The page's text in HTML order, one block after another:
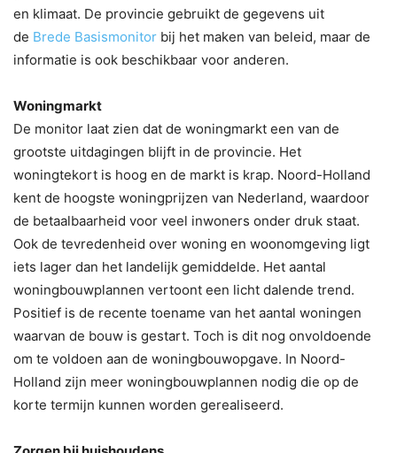
en klimaat. De provincie gebruikt de gegevens uit
de Brede Basismonitor bij het maken van beleid, maar de
informatie is ook beschikbaar voor anderen.
Woningmarkt
De monitor laat zien dat de woningmarkt een van de
grootste uitdagingen blijft in de provincie. Het
woningtekort is hoog en de markt is krap. Noord-Holland
kent de hoogste woningprijzen van Nederland, waardoor
de betaalbaarheid voor veel inwoners onder druk staat.
Ook de tevredenheid over woning en woonomgeving ligt
iets lager dan het landelijk gemiddelde. Het aantal
woningbouwplannen vertoont een licht dalende trend.
Positief is de recente toename van het aantal woningen
waarvan de bouw is gestart. Toch is dit nog onvoldoende
om te voldoen aan de woningbouwopgave. In Noord-
Holland zijn meer woningbouwplannen nodig die op de
korte termijn kunnen worden gerealiseerd.